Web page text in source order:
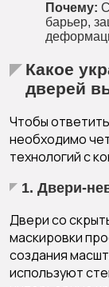
Почему:
барьер,
Какое
дверей
Чтобы
необходимо
технологий с
1. Двери-
Двери со
маскировки
создания
используют